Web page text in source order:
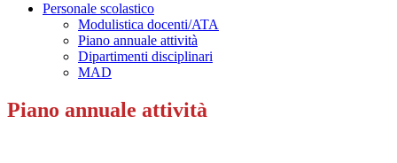
Personale scolastico
Modulistica docenti/ATA
Piano annuale attività
Dipartimenti disciplinari
MAD
Piano annuale attività